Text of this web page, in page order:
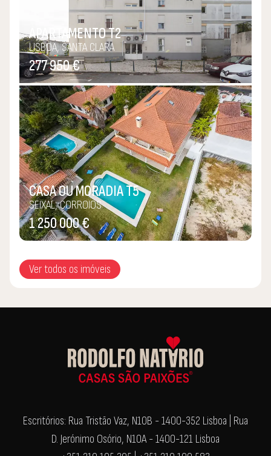
APARTAMENTO T2
LISBOA, SANTA CLARA
277 950 €
CASA OU MORADIA T5
SEIXAL, CORROIOS
1 250 000 €
Ver todos os imóveis
Escritórios: Rua Tristão Vaz, N10B - 1400-352 Lisboa | Rua
D. Jerónimo Osório, N10A - 1400-121 Lisboa